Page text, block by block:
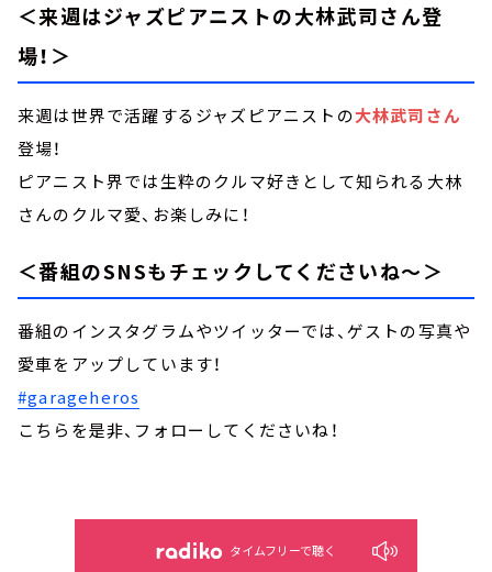
＜来週はジャズピアニストの大林武司さん登
場！＞
来週は世界で活躍するジャズピアニストの大林武司さん
登場！
ピアニスト界では生粋のクルマ好きとして知られる大林
さんのクルマ愛、お楽しみに！
＜番組のSNSもチェックしてくださいね～＞
番組のインスタグラムやツイッターでは、ゲストの写真や
愛車をアップしています！
#garageheros
こちらを是非、フォローしてくださいね！
タイムフリーで聴く